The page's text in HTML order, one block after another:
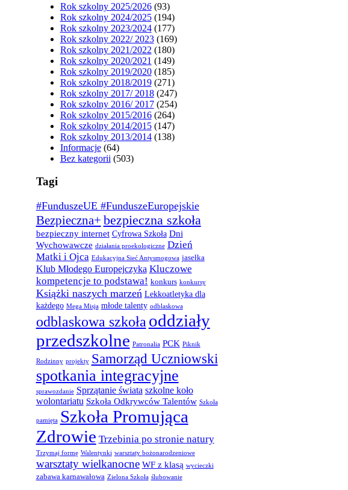
Rok szkolny 2025/2026(93)
Rok szkolny 2024/2025(194)
Rok szkolny 2023/2024(177)
Rok szkolny 2022/ 2023(169)
Rok szkolny 2021/2022 (180)
Rok szkolny 2020/2021 (149)
Rok szkolny 2019/2020(185)
Rok szkolny 2018/2019(271)
Rok szkolny 2017/ 2018(247)
Rok szkolny 2016/ 2017(254)
Rok szkolny 2015/2016(264)
Rok szkolny 2014/2015(147)
Rok szkolny 2013/2014(138)
Informacje(64)
Bez kategorii (503)
Tagi
#FunduszeUE #FunduszeEuropejskie
Bezpieczna+ bezpieczna szkoła
bezpieczny internet Cyfrowa Szkoła Dni
Wychowawcze działania proekologiczne Dzień
Matki i Ojca Edukacyjna Sieć Antysmogowa jasełka
Klub Młodego Europejczyka Kluczowe
kompetencje to podstawa! konkurs konkursy
Książki naszych marzeń Lekkoatletyka dla
każdego Mega Misja młode talenty odblaskowa
odblaskowa szkoła oddziały
przedszkolne Patronalia PCK Piknik
Rodzinny projekty Samorząd Uczniowski
spotkania integracyjne
sprawozdanie Sprzątanie świata szkolne koło
wolontariatu Szkoła Odkrywców Talentów Szkoła
pamięta Szkoła Promująca
Zdrowie Trzebinia po stronie natury
Trzymaj formę Walentynki warsztaty bożonarodzeniowe
warsztaty wielkanocne WF z klasą wycieczki
zabawa karnawałowa Zielona Szkoła ślubowanie